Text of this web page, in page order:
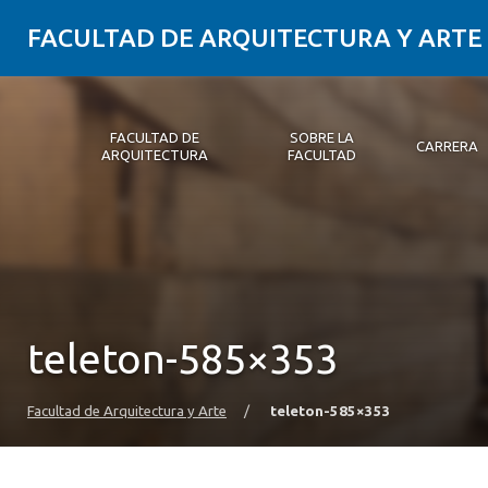
FACULTAD DE ARQUITECTURA Y ARTE
FACULTAD DE
ARQUITECTURA
SOBRE LA
FACULTAD
CARRERA
teleton-585×353
Facultad de Arquitectura y Arte / teleton-585×353